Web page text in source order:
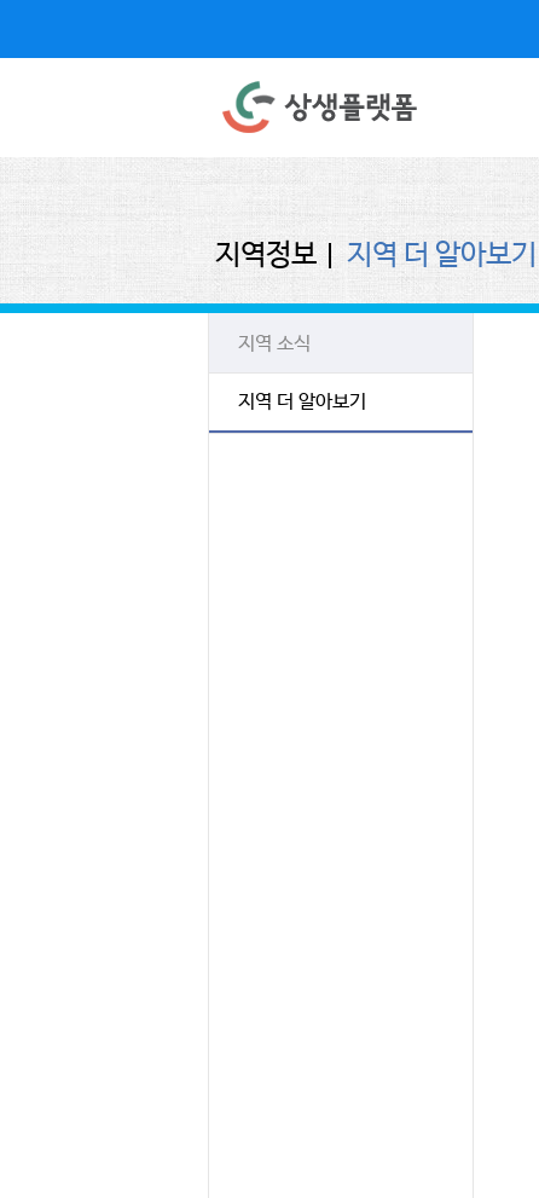
지역정보 지역 더 알아보기
지역 소식
지역 더 알아보기